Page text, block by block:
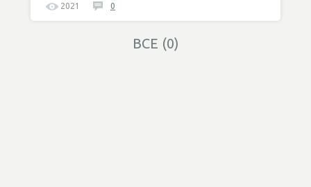
2021 0
ВСЕ (0)